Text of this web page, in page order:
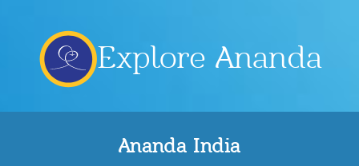
Explore Ananda
Ananda India